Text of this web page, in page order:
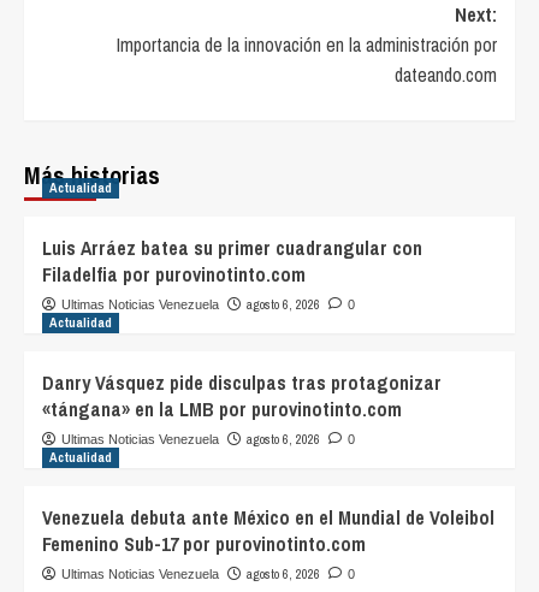
Next:
Importancia de la innovación en la administración por
dateando.com
Más historias
Actualidad
Luis Arráez batea su primer cuadrangular con
Filadelfia por purovinotinto.com
Ultimas Noticias Venezuela agosto 6, 2026 0
Actualidad
Danry Vásquez pide disculpas tras protagonizar
«tángana» en la LMB por purovinotinto.com
Ultimas Noticias Venezuela agosto 6, 2026 0
Actualidad
Venezuela debuta ante México en el Mundial de Voleibol
Femenino Sub-17 por purovinotinto.com
Ultimas Noticias Venezuela agosto 6, 2026 0